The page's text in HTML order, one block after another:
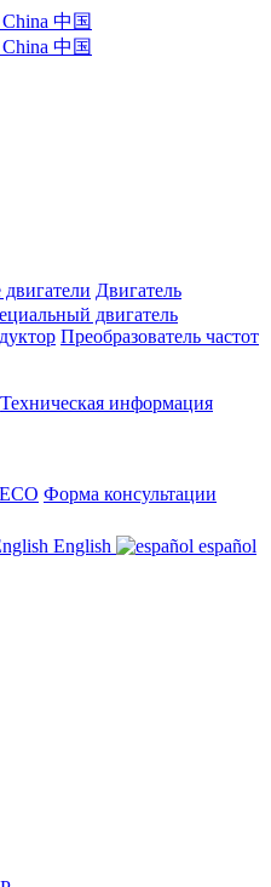
Двигатель
двигатель
Преобразователь частот
Техническая информация
Форма консультации
English español